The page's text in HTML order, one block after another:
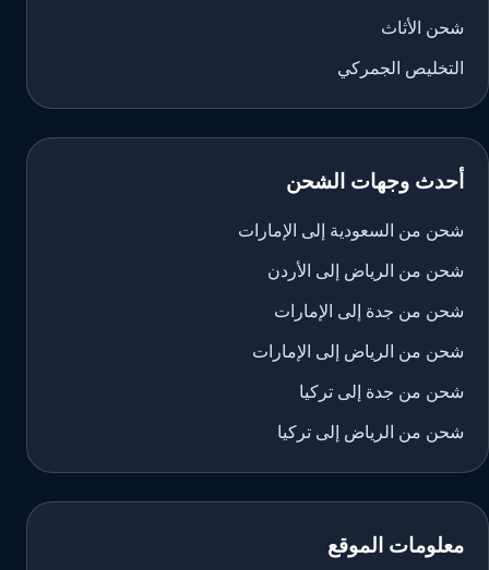
شحن الأثاث
التخليص الجمركي
أحدث وجهات الشحن
شحن من السعودية إلى الإمارات
شحن من الرياض إلى الأردن
شحن من جدة إلى الإمارات
شحن من الرياض إلى الإمارات
شحن من جدة إلى تركيا
شحن من الرياض إلى تركيا
معلومات الموقع